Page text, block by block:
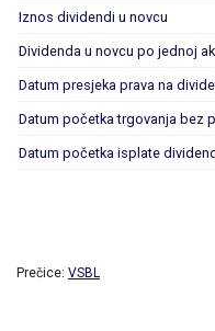
Iznos dividendi u novcu
Dividenda u novcu po jednoj
Datum presjeka prava na
Datum početka trgovanja bez
Datum početka isplate
Prečice: VSBL